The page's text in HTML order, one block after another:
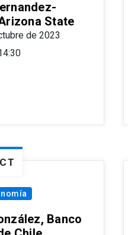
State
de 2023
Banco